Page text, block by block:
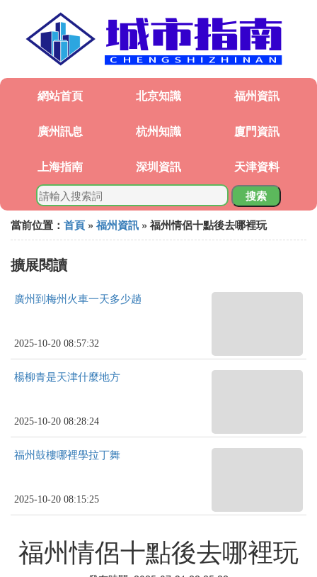
網站首頁 北京知識 福州資訊
廣州訊息 杭州知識 廈門資訊
上海指南 深圳資訊 天津資料
搜索
當前位置： 首頁 » 福州資訊 » 福州情侶十點後去哪裡玩
擴展閱讀
廣州到梅州火車一天多少趟
2025-10-20 08:57:32
楊柳青是天津什麼地方
2025-10-20 08:28:24
福州鼓樓哪裡學拉丁舞
2025-10-20 08:15:25
福州情侶十點後去哪裡玩